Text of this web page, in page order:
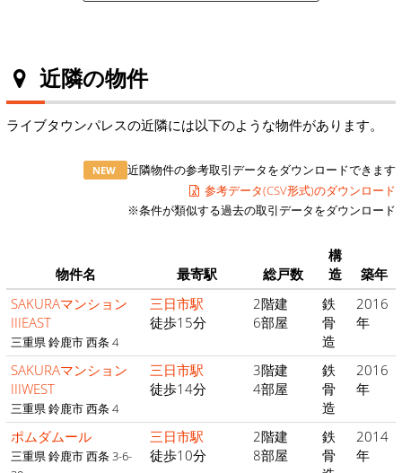
近隣の物件
ライブタウンパレスの近隣には以下のような物件があります。
NEW
近隣物件の参考取引データをダウンロードできます
参考データ(CSV形式)のダウンロード
※条件が類似する過去の取引データをダウンロード
物件名 最寄駅 総戸数
構
造
築年
SAKURAマンション
IIIEAST
三重県 鈴鹿市 西条 4
三日市駅
徒歩15分
2階建
6部屋
鉄
骨
造
2016
年
SAKURAマンション
IIIWEST
三重県 鈴鹿市 西条 4
三日市駅
徒歩14分
3階建
4部屋
鉄
骨
造
2016
年
ポムダムール
三重県 鈴鹿市 西条 3-6-
三日市駅
徒歩10分
2階建
8部屋
鉄
骨
2014
年